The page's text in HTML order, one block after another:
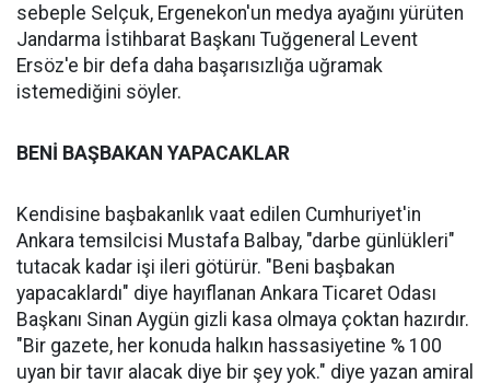
sebeple Selçuk, Ergenekon'un medya ayağını yürüten
Jandarma İstihbarat Başkanı Tuğgeneral Levent
Ersöz'e bir defa daha başarısızlığa uğramak
istemediğini söyler.
BENİ BAŞBAKAN YAPACAKLAR
Kendisine başbakanlık vaat edilen Cumhuriyet'in
Ankara temsilcisi Mustafa Balbay, "darbe günlükleri"
tutacak kadar işi ileri götürür. "Beni başbakan
yapacaklardı" diye hayıflanan Ankara Ticaret Odası
Başkanı Sinan Aygün gizli kasa olmaya çoktan hazırdır.
"Bir gazete, her konuda halkın hassasiyetine % 100
uyan bir tavır alacak diye bir şey yok." diye yazan amiral